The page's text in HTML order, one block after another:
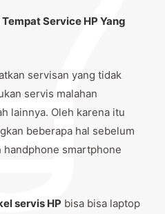
Service HP Yang
servisan yang tidak
servis malahan
lainnya. Oleh karena itu
beberapa hal sebelum
handphone smartphone
servis HP bisa bisa laptop